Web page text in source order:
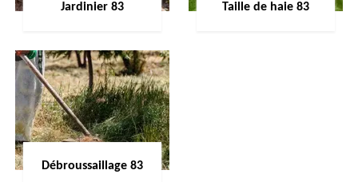
Jardinier 83 Taille de haie 83
Débroussaillage 83